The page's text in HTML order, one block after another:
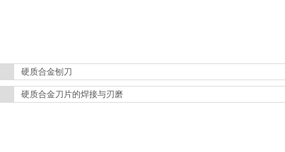
硬质合金刨刀
硬质合金刀片的焊接与刃磨